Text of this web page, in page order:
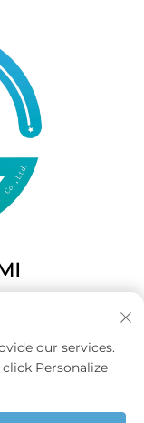
our services.
Personalize